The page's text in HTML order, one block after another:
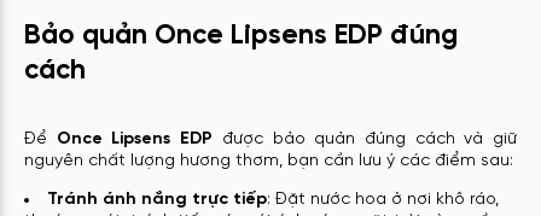
Bảo quản Once Lipsens EDP đúng
cách
Để Once Lipsens EDP được bảo quản đúng cách và giữ
nguyên chất lượng hương thơm, bạn cần lưu ý các điểm sau:
Tránh ánh nắng trực tiếp: Đặt nước hoa ở nơi khô ráo,